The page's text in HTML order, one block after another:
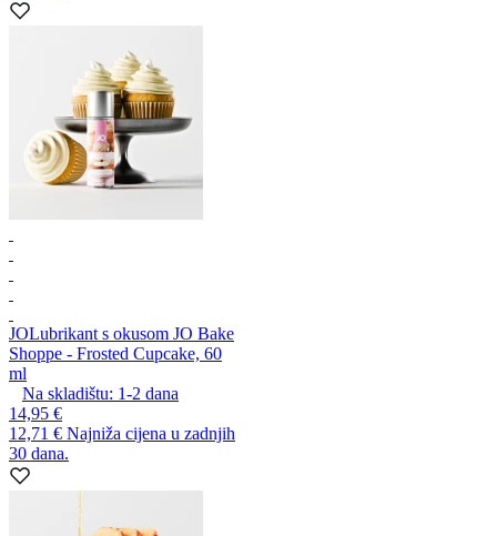
JOLubrikant s okusom JO Bake
Shoppe - Frosted Cupcake, 60
ml
Na skladištu: 1-2 dana
14,95 €
12,71 € Najniža cijena u zadnjih
30 dana.